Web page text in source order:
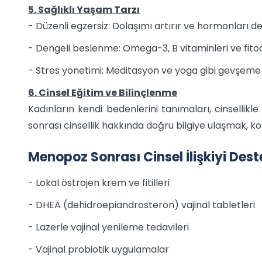
5. Sağlıklı Yaşam Tarzı
- Düzenli egzersiz: Dolaşımı artırır ve hormonları
- Dengeli beslenme: Omega-3, B vitaminleri ve
- Stres yönetimi: Meditasyon ve yoga gibi gevşeme
6. Cinsel Eğitim ve Bilinçlenme
Kadınların kendi bedenlerini tanımaları,
sonrası cinsellik hakkında doğru bilgiye ulaşmak,
Menopoz Sonrası Cinsel İlişkiyi
- Lokal östrojen krem ve fitilleri
- DHEA (dehidroepiandrosteron) vajinal tabletleri
- Lazerle vajinal yenileme tedavileri
- Vajinal probiotik uygulamalar